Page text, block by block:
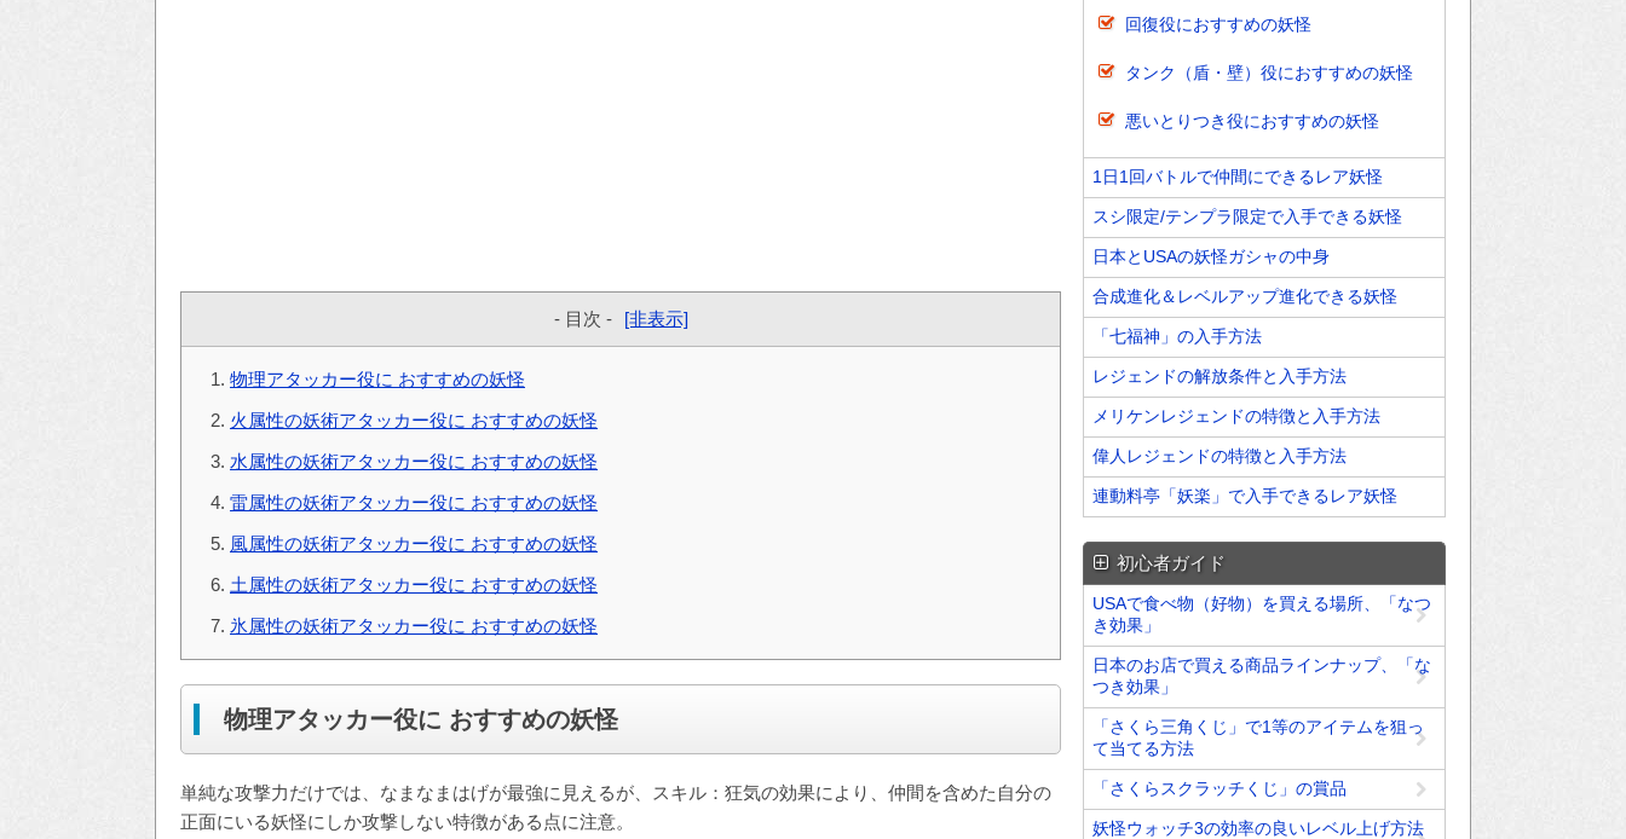
- 目次 - [非表示]
物理アタッカー役に おすすめの妖怪
火属性の妖術アタッカー役に おすすめの妖怪
水属性の妖術アタッカー役に おすすめの妖怪
雷属性の妖術アタッカー役に おすすめの妖怪
風属性の妖術アタッカー役に おすすめの妖怪
土属性の妖術アタッカー役に おすすめの妖怪
氷属性の妖術アタッカー役に おすすめの妖怪
物理アタッカー役に おすすめの妖怪
単純な攻撃力だけでは、なまなまはげが最強に見えるが、スキル：狂気の効果により、仲間を含めた自分の
正面にいる妖怪にしか攻撃しない特徴がある点に注意。
回復役におすすめの妖怪
タンク（盾・壁）役におすすめの妖怪
悪いとりつき役におすすめの妖怪
1日1回バトルで仲間にできるレア妖怪
スシ限定/テンプラ限定で入手できる妖怪
日本とUSAの妖怪ガシャの中身
合成進化＆レベルアップ進化できる妖怪
「七福神」の入手方法
レジェンドの解放条件と入手方法
メリケンレジェンドの特徴と入手方法
偉人レジェンドの特徴と入手方法
連動料亭「妖楽」で入手できるレア妖怪
初心者ガイド
USAで食べ物（好物）を買える場所、「なつ
き効果」
日本のお店で買える商品ラインナップ、「な
つき効果」
「さくら三角くじ」で1等のアイテムを狙っ
て当てる方法
「さくらスクラッチくじ」の賞品
妖怪ウォッチ3の効率の良いレベル上げ方法